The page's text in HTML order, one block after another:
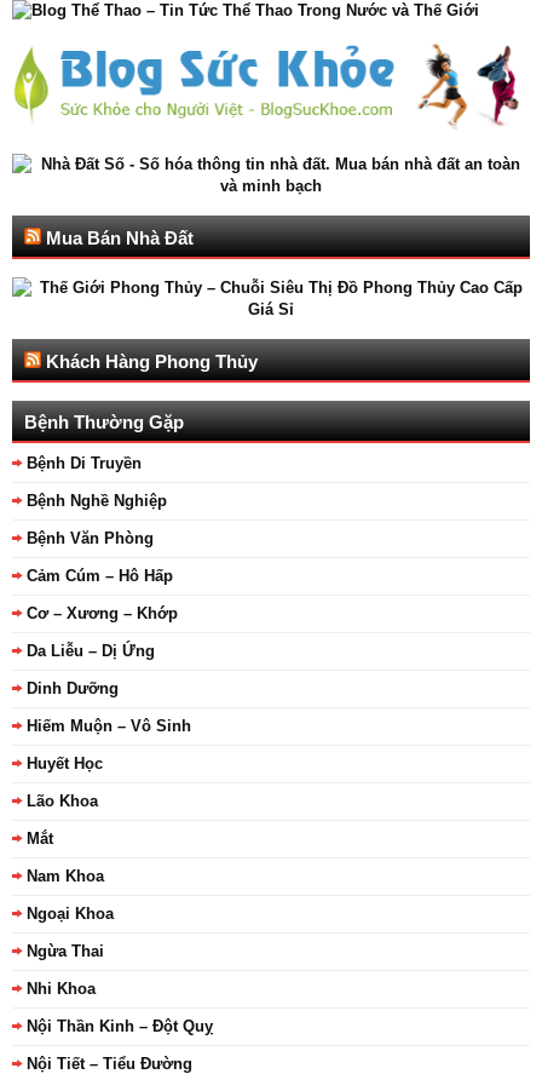
Mua Bán Nhà Đất
Khách Hàng Phong Thủy
Bệnh Thường Gặp
Bệnh Di Truyền
Bệnh Nghề Nghiệp
Bệnh Văn Phòng
Cảm Cúm – Hô Hấp
Cơ – Xương – Khớp
Da Liễu – Dị Ứng
Dinh Dưỡng
Hiếm Muộn – Vô Sinh
Huyết Học
Lão Khoa
Mắt
Nam Khoa
Ngoại Khoa
Ngừa Thai
Nhi Khoa
Nội Thần Kinh – Đột Quỵ
Nội Tiết – Tiểu Đường